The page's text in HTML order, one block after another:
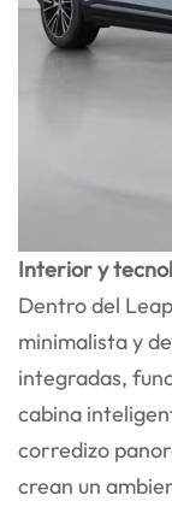
Interior y
Dentro del
minimalista y
integradas,
cabina
corredizo
crean un